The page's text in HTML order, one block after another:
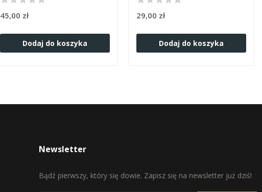
45,00 zł
Dodaj do koszyka
29,00 zł
Dodaj do koszyka
Newsletter
Bądź pierwszy, który się dowie. Zapisz się na newsletter już dziś!